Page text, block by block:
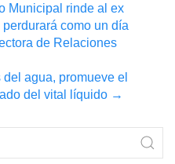
Municipal rinde al ex
como un día
de Relaciones
agua, promueve el
del vital líquido →